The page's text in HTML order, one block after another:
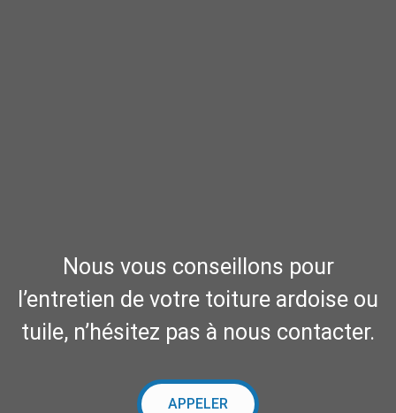
Nous vous conseillons pour
l’entretien de votre toiture ardoise ou
tuile, n’hésitez pas à nous contacter.
APPELER